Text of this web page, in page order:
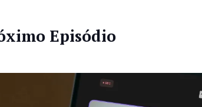
Episódio